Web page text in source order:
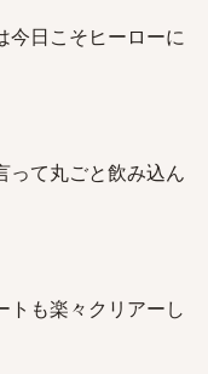
今日こそヒーローに
って丸ごと飲み込ん
トも楽々クリアーし